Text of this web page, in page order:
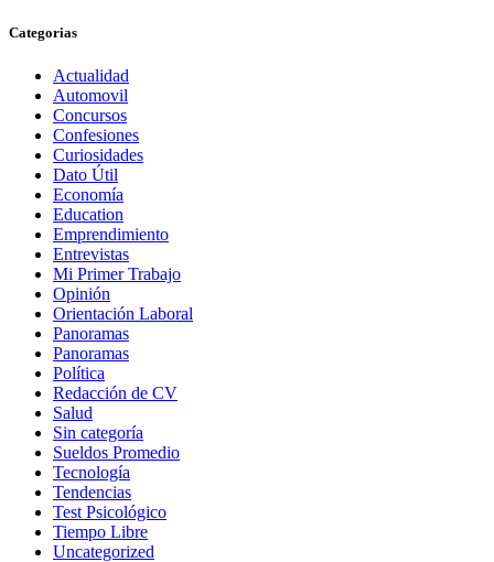
Categorias
Actualidad
Automovil
Concursos
Confesiones
Curiosidades
Dato Útil
Economía
Education
Emprendimiento
Entrevistas
Mi Primer Trabajo
Opinión
Orientación Laboral
Panoramas
Panoramas
Política
Redacción de CV
Salud
Sin categoría
Sueldos Promedio
Tecnología
Tendencias
Test Psicológico
Tiempo Libre
Uncategorized